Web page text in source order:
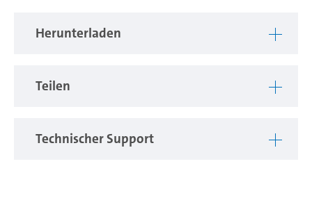
Herunterladen
Teilen
Technischer Support